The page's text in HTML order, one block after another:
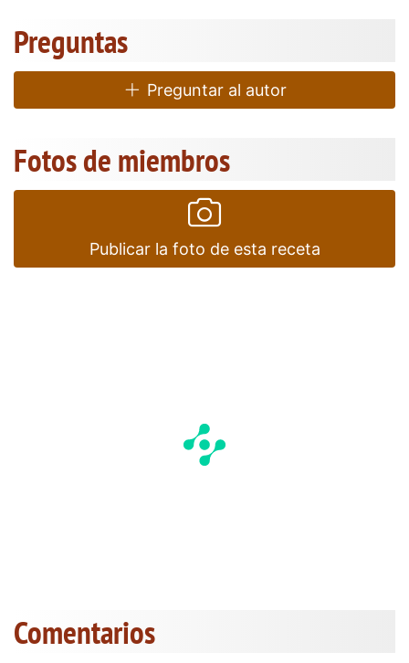
Preguntas
Preguntar al autor
Fotos de miembros
Publicar la foto de esta receta
Comentarios